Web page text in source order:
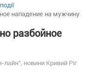
нападение на мужчину
разбойное
новини Кривий Ріг